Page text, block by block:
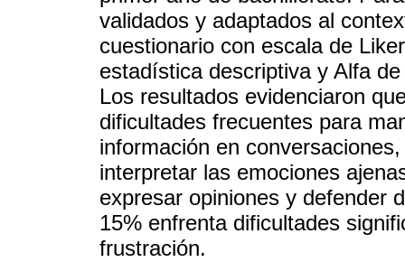
validados y adaptados al
cuestionario con escala de
estadística descriptiva y Alfa
Los resultados evidenciaron
dificultades frecuentes para
información en
interpretar las emociones
expresar opiniones y defender
15% enfrenta dificultades
frustración.